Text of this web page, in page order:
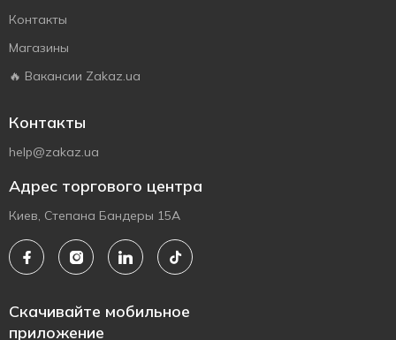
Контакты
Магазины
🔥 Вакансии Zakaz.ua
Контакты
help@zakaz.ua
Адрес торгового центра
Киев, Степана Бандеры 15А
Скачивайте мобильное
приложение